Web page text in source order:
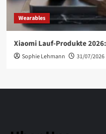
Wearables
Xiaomi Lauf-Produkte
Sophie Lehmann 31/07/2026